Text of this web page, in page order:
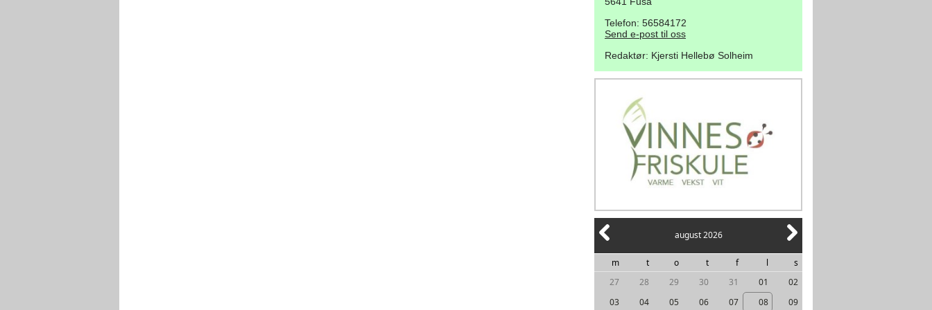
Telefon: 56584172
Send e-post til oss
Redaktør: Kjersti Hellebø Solheim
august 2026
m t o t f l
s
27
28 29 30 31 01
02
03
04 05 06 07 08 09